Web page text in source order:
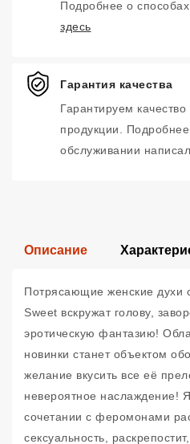
Подробнее о
здесь
Гарантия качества
Гарантируем
продукции.
обслуживании
Описание
Потрясающие женские
Sweet вскружат голову,
эротическую фантазию!
новинки станет объектом
желание вкусить все её
невероятное наслаждение!
сочетании с феромонами
сексуальность,